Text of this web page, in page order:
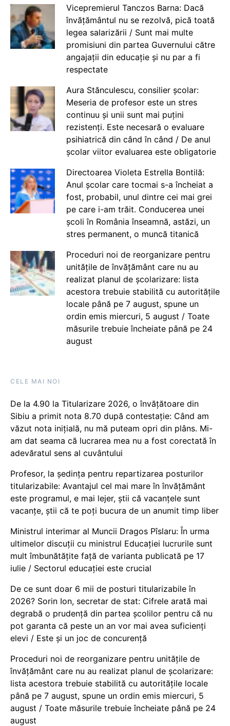
Vicepremierul Tanczos Barna: Dacă
învățământul nu se rezolvă, pică toată
legea salarizării / Sunt mai multe
promisiuni din partea Guvernului către
angajații din educație și nu par a fi
respectate
Aura Stănculescu, consilier școlar:
Meseria de profesor este un stres
continuu și unii sunt mai puțini
rezistenți. Este necesară o evaluare
psihiatrică din când în când / De anul
școlar viitor evaluarea este obligatorie
Directoarea Violeta Estrella Bontilă:
Anul școlar care tocmai s-a încheiat a
fost, probabil, unul dintre cei mai grei
pe care i-am trăit. Conducerea unei
școli în România înseamnă, astăzi, un
stres permanent, o muncă titanică
Proceduri noi de reorganizare pentru
unitățile de învățământ care nu au
realizat planul de școlarizare: lista
acestora trebuie stabilită cu autoritățile
locale până pe 7 august, spune un
ordin emis miercuri, 5 august / Toate
măsurile trebuie încheiate până pe 24
august
CELE MAI NOI
De la 4.90 la Titularizare 2026, o învățătoare din
Sibiu a primit nota 8.70 după contestație: Când am
văzut nota inițială, nu mă puteam opri din plâns. Mi-
am dat seama că lucrarea mea nu a fost corectată în
adevăratul sens al cuvântului
Profesor, la ședința pentru repartizarea posturilor
titularizabile: Avantajul cel mai mare în învățământ
este programul, e mai lejer, știi că vacanțele sunt
vacanţe, știi că te poți bucura de un anumit timp liber
Ministrul interimar al Muncii Dragos Pîslaru: În urma
ultimelor discuții cu ministrul Educației lucrurile sunt
mult îmbunătățite față de varianta publicată pe 17
iulie / Sectorul educației este crucial
De ce sunt doar 6 mii de posturi titularizabile în
2026? Sorin Ion, secretar de stat: Cifrele arată mai
degrabă o prudență din partea școlilor pentru că nu
pot garanta că peste un an vor mai avea suficienți
elevi / Este și un joc de concurență
Proceduri noi de reorganizare pentru unitățile de
învățământ care nu au realizat planul de școlarizare:
lista acestora trebuie stabilită cu autoritățile locale
până pe 7 august, spune un ordin emis miercuri, 5
august / Toate măsurile trebuie încheiate până pe 24
august